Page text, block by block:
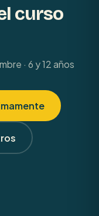
curso
· 6 y 12 años